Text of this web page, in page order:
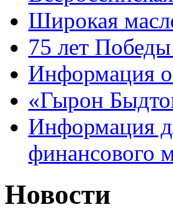
Широкая
75 лет
Информация
«Гырон
Информация
финансового
Новости